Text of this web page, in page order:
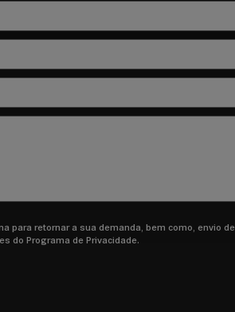
para retornar a sua demanda, bem como, envio de
do Programa de Privacidade.